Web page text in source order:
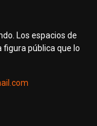
Los espacios de
pública que lo